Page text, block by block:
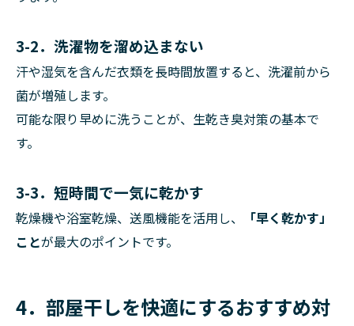
3-2．洗濯物を溜め込まない
汗や湿気を含んだ衣類を長時間放置すると、洗濯前から
菌が増殖します。
可能な限り早めに洗うことが、生乾き臭対策の基本で
す。
3-3．短時間で一気に乾かす
乾燥機や浴室乾燥、送風機能を活用し、
「早く乾かす」
ことが最大のポイントです。
4．部屋干しを快適にするおすすめ対